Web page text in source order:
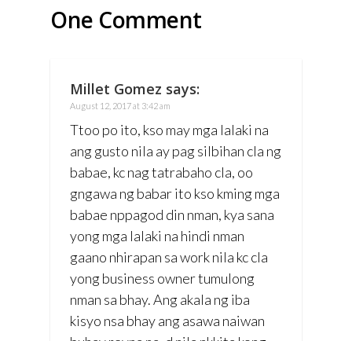
One Comment
Millet Gomez says:
August 12, 2017 at 3:42 am
Ttoo po ito, kso may mga lalaki na
ang gusto nila ay pag silbihan cla ng
babae, kc nag tatrabaho cla, oo
gngawa ng babar ito kso kming mga
babae nppagod din nman, kya sana
yong mga lalaki na hindi nman
gaano nhirapan sa work nila kc cla
yong business owner tumulong
nman sa bhay. Ang akala ng iba
kisyo nsa bhay ang asawa naiwan